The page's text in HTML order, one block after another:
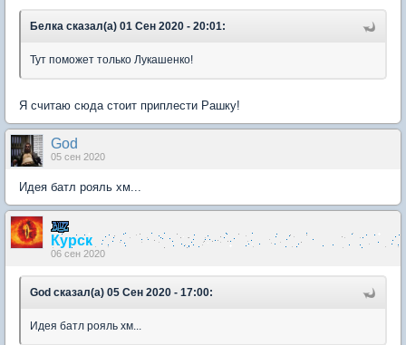
Белка сказал(а) 01 Сен 2020 - 20:01:
Тут поможет только Лукашенко!
Я считаю сюда стоит приплести Рашку!
God
05 сен 2020
Идея батл рояль хм...
Курск
06 сен 2020
God сказал(а) 05 Сен 2020 - 17:00:
Идея батл рояль хм...